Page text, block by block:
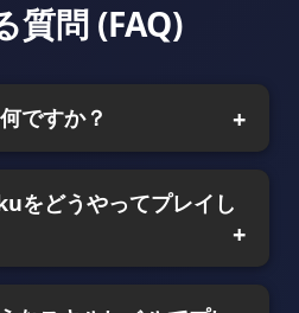
質問 (FAQ)
ですか？
をどうやってプレイし